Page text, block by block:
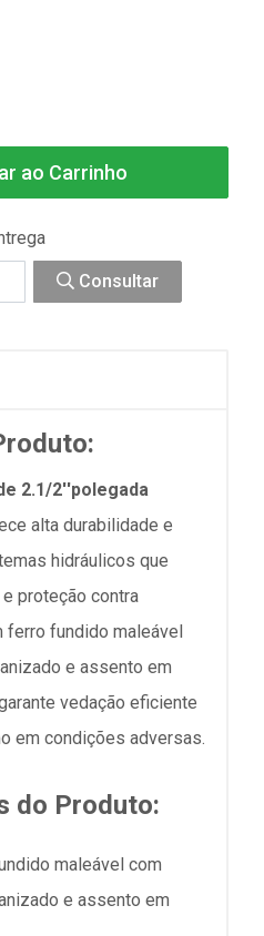
ao Carrinho
Consultar
2.1/2''polegada
alta durabilidade e
hidráulicos que
proteção contra
ferro fundido maleável
e assento em
vedação eficiente
em condições adversas.
do Produto:
maleável com
e assento em